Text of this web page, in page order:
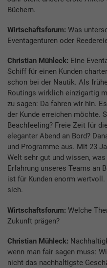
Büchern.
Wirtschaftsforum: Was
Eventagenturen oder
Christian Mühleck: Eine
Schiff für einen Kunden
schon bei der Nautik. Als
Routings wirklich einzigartig
zu sagen: Da fahren wir hin.
der Kunde erreichen möchte.
Beachfeeling? Freie Zeit für
eleganter Abend an Bord?
und Programme aus. Mit 23
Welt sehr gut und wissen,
Erfahrung unseres Teams an
ist für Kunden enorm
sich.
Wirtschaftsforum: Welche
Zukunft prägen?
Christian Mühleck:
wenn man fair sagen muss:
nicht das nachhaltigste